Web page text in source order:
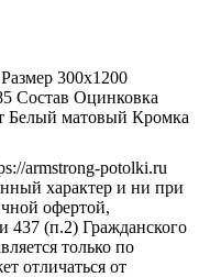
Размер 300x1200
Состав Оцинковка
Белый матовый Кромка
armstrong-potolki.ru
характер и ни при
офертой,
437 (п.2) Гражданского
только по
отличаться от